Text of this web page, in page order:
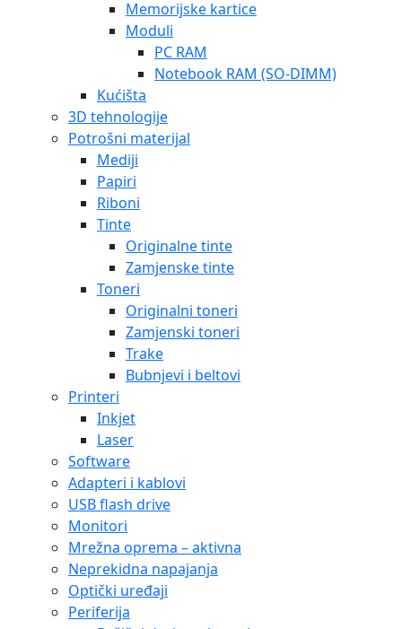
Memorijske kartice
Moduli
PC RAM
Notebook RAM (SO-DIMM)
Kućišta
3D tehnologije
Potrošni materijal
Mediji
Papiri
Riboni
Tinte
Originalne tinte
Zamjenske tinte
Toneri
Originalni toneri
Zamjenski toneri
Trake
Bubnjevi i beltovi
Printeri
Inkjet
Laser
Software
Adapteri i kablovi
USB flash drive
Monitori
Mrežna oprema – aktivna
Neprekidna napajanja
Optički uređaji
Periferija